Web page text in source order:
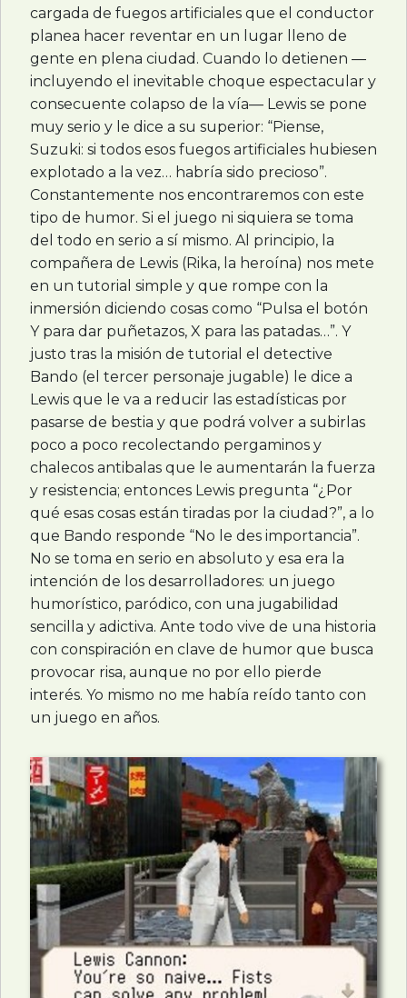
cargada de fuegos artificiales que el conductor
planea hacer reventar en un lugar lleno de
gente en plena ciudad. Cuando lo detienen —
incluyendo el inevitable choque espectacular y
consecuente colapso de la vía— Lewis se pone
muy serio y le dice a su superior: “Piense,
Suzuki: si todos esos fuegos artificiales hubiesen
explotado a la vez… habría sido precioso”.
Constantemente nos encontraremos con este
tipo de humor. Si el juego ni siquiera se toma
del todo en serio a sí mismo. Al principio, la
compañera de Lewis (Rika, la heroína) nos mete
en un tutorial simple y que rompe con la
inmersión diciendo cosas como “Pulsa el botón
Y para dar puñetazos, X para las patadas…”. Y
justo tras la misión de tutorial el detective
Bando (el tercer personaje jugable) le dice a
Lewis que le va a reducir las estadísticas por
pasarse de bestia y que podrá volver a subirlas
poco a poco recolectando pergaminos y
chalecos antibalas que le aumentarán la fuerza
y resistencia; entonces Lewis pregunta “¿Por
qué esas cosas están tiradas por la ciudad?”, a lo
que Bando responde “No le des importancia”.
No se toma en serio en absoluto y esa era la
intención de los desarrolladores: un juego
humorístico, paródico, con una jugabilidad
sencilla y adictiva. Ante todo vive de una historia
con conspiración en clave de humor que busca
provocar risa, aunque no por ello pierde
interés. Yo mismo no me había reído tanto con
un juego en años.